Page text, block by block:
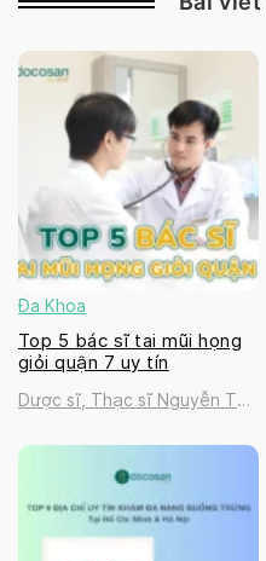
Đa Khoa
Top 5 bác sĩ tai mũi họng
giỏi quận 7 uy tín
Dược sĩ, Thạc sĩ Nguyễn Thị